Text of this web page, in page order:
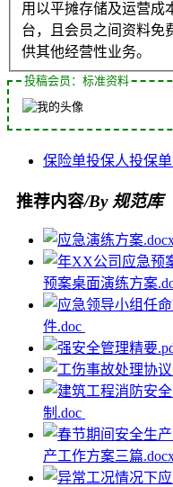
用以平摊存储及运营成
台，且会员之间资料免
供其他经营性业务。
投稿会员：标准资料
保险单投保人投保单
推荐内容/By 规范库
预案桌面演练方案
件.doc
制.doc
产工作方案三篇